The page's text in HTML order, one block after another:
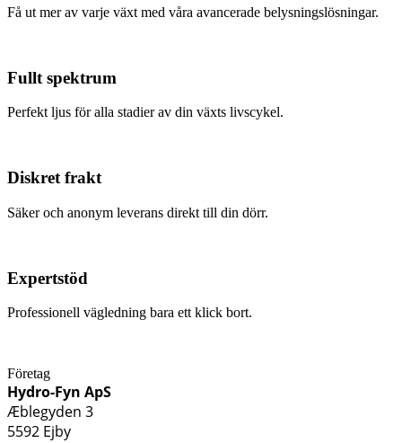
Få ut mer av varje växt med våra avancerade belysningslösningar.
Fullt spektrum
Perfekt ljus för alla stadier av din växts livscykel.
Diskret frakt
Säker och anonym leverans direkt till din dörr.
Expertstöd
Professionell vägledning bara ett klick bort.
Företag
Hydro-Fyn ApS
Æblegyden 3
5592 Ejby